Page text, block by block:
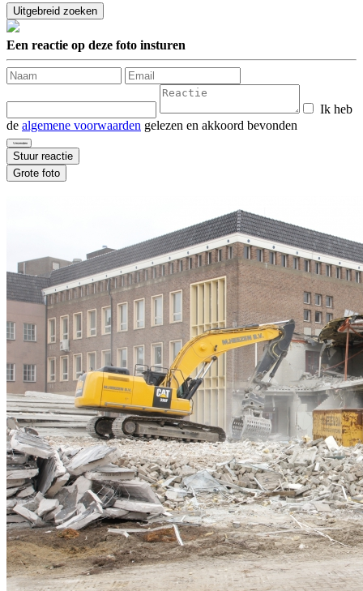
Een reactie op deze foto insturen
Ik heb
de algemene voorwaarden gelezen en akkoord bevonden